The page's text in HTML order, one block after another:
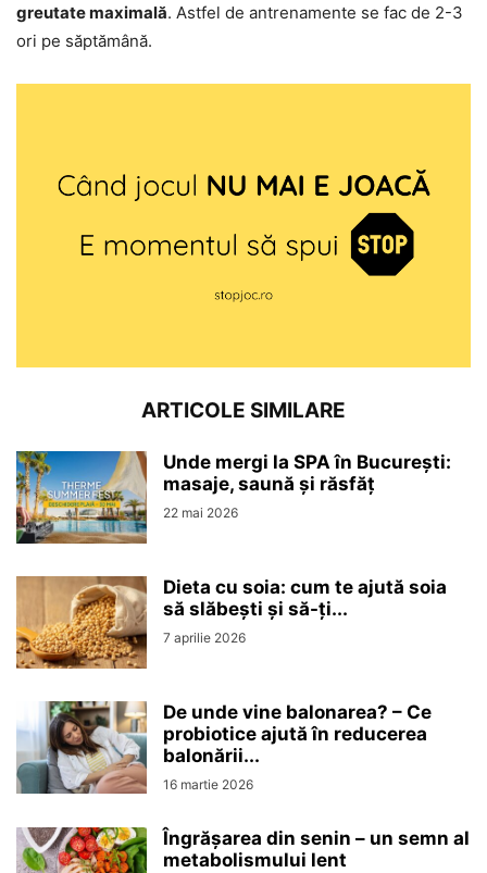
greutate maximală. Astfel de antrenamente se fac de 2-3
ori pe săptămână.
ARTICOLE SIMILARE
Unde mergi la SPA în București:
masaje, saună și răsfăț
22 mai 2026
Dieta cu soia: cum te ajută soia
să slăbești și să-ți...
7 aprilie 2026
De unde vine balonarea? – Ce
probiotice ajută în reducerea
balonării...
16 martie 2026
Îngrășarea din senin – un semn al
metabolismului lent